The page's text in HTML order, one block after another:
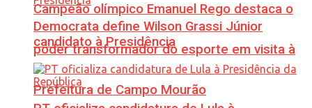
Campeão olímpico Emanuel Rego destaca o
poder transformador do esporte em visita à
Prefeitura de Campo Mourão
Democrata define Wilson Grassi Júnior
candidato à Presidência